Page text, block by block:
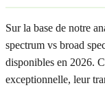
Sur la base de notre
spectrum vs broad
disponibles en 2026.
exceptionnelle, leur